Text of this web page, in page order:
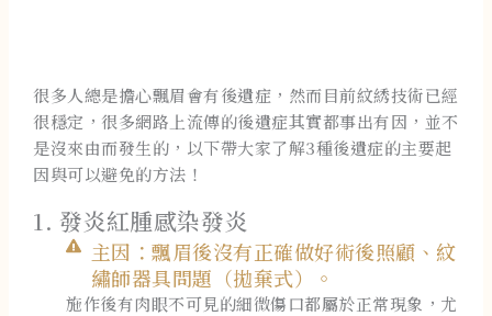
很多人總是擔心飄眉會有後遺症，然而目前紋綉技術已經
很穩定，很多網路上流傳的後遺症其實都事出有因，並不
是沒來由而發生的，以下帶大家了解3種後遺症的主要起
因與可以避免的方法！
1. 發炎紅腫感染發炎
主因：飄眉後沒有正確做好術後照顧、紋
繡師器具問題（拋棄式）。
施作後有肉眼不可見的細微傷口都屬於正常現象，尤